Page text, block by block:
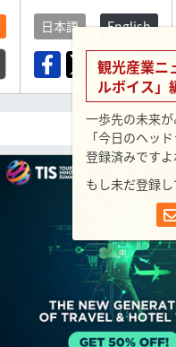
日本語 English
観光産業ニ
ルボイス」
一歩先の未来
「今日のヘッ
登録済みですよ
もし未だ登録